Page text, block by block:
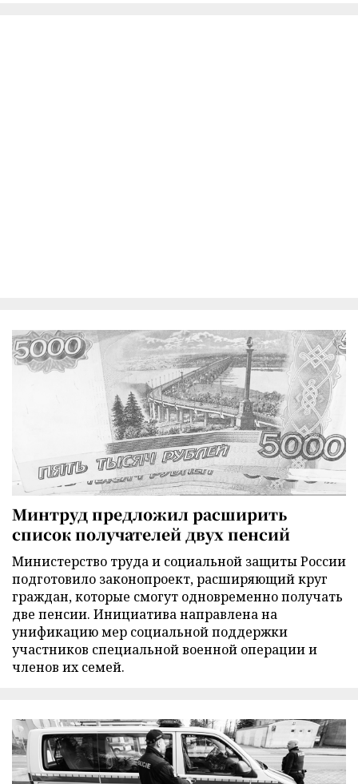
Минтруд предложил расширить
список получателей двух пенсий
Министерство труда и социальной защиты России
подготовило законопроект, расширяющий круг
граждан, которые смогут одновременно получать
две пенсии. Инициатива направлена на
унификацию мер социальной поддержки
участников специальной военной операции и
членов их семей.